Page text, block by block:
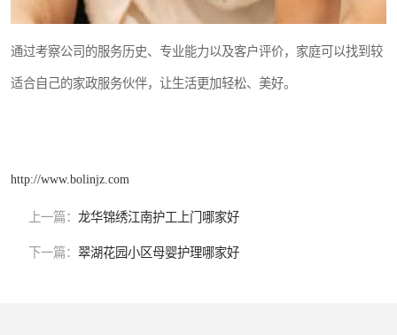
通过考察公司的服务历史、专业能力以及客户评价，家庭可以找到较
适合自己的家政服务伙伴，让生活更加轻松、美好。
http://www.bolinjz.com
上一篇： 龙华锦绣江南护工上门哪家好
下一篇： 翠湖花园小区母婴护理哪家好